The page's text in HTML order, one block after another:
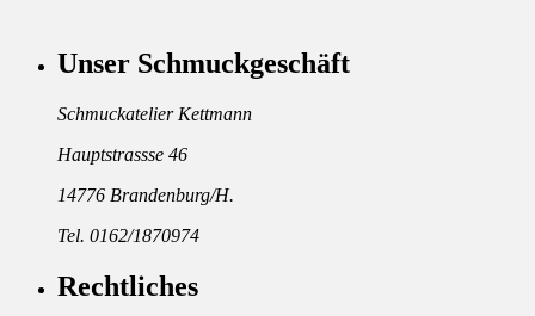
Unser Schmuckgeschäft
Schmuckatelier Kettmann
Hauptstrassse 46
14776 Brandenburg/H.
Tel. 0162/1870974
Rechtliches